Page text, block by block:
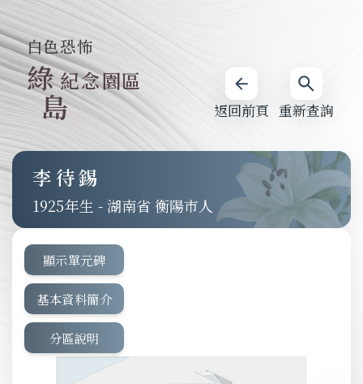
重新查詢
返回前頁
白色恐怖
綠
島
紀念園區
李待錫
1925 - 湖南省 衡陽市人
顯示單元碑
基本資料簡介
分區說明